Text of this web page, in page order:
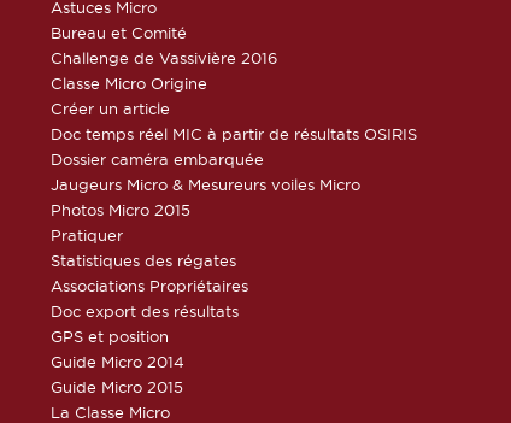
Astuces Micro
Bureau et Comité
Challenge de Vassivière 2016
Classe Micro Origine
Créer un article
Doc temps réel MIC à partir de résultats OSIRIS
Dossier caméra embarquée
Jaugeurs Micro & Mesureurs voiles Micro
Photos Micro 2015
Pratiquer
Statistiques des régates
Associations Propriétaires
Doc export des résultats
GPS et position
Guide Micro 2014
Guide Micro 2015
La Classe Micro